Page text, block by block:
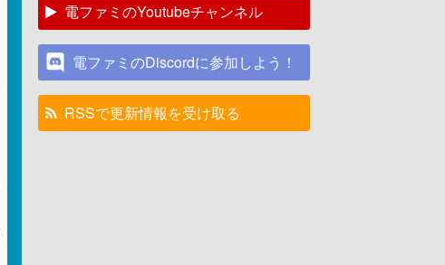
電ファミのYoutubeチャンネル
電ファミのDiscordに参加しよう！
RSSで更新情報を受け取る